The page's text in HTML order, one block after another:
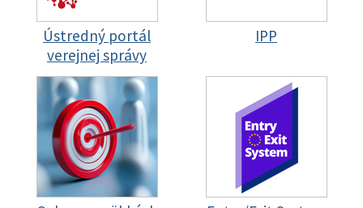
Ústredný portál
verejnej správy
IPP